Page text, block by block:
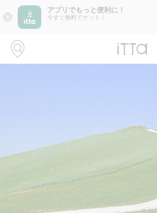
close
アプリでもっと便利に！
今すぐ無料でゲット！